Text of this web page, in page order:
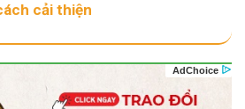
cải thiện